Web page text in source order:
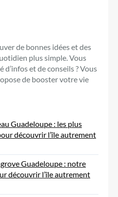
de bonnes idées et des
plus simple. Vous
et de conseils ? Vous
de booster votre vie
Guadeloupe : les plus
découvrir l’île autrement
Guadeloupe : notre
découvrir l’île autrement